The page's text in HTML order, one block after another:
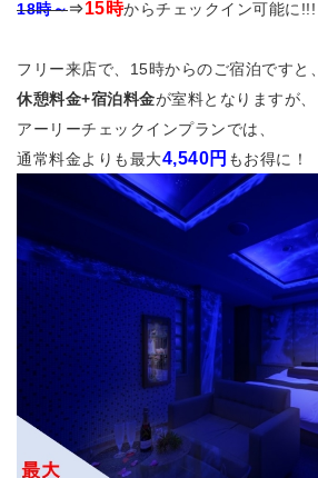
18時～⇒15時からチェックイン可能に!!!
フリー来店で、15時からのご宿泊ですと、
休憩料金+宿泊料金が室料となりますが、
アーリーチェックインプランでは、
通常料金よりも最大4,540円 もお得に！